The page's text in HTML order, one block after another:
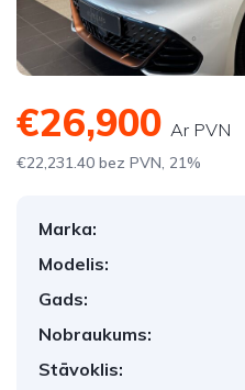
€26,900 Ar PVN
€22,231.40 bez PVN, 21%
Marka:
Modelis:
Gads:
Nobraukums:
Stāvoklis: